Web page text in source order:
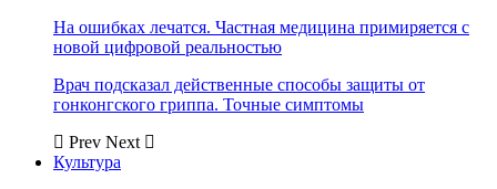
На ошибках лечатся. Частная медицина примиряется с
новой цифровой реальностью
Врач подсказал действенные способы защиты от
гонконгского гриппа. Точные симптомы
Prev Next
Культура